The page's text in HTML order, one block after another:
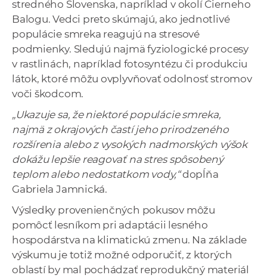
stredného Slovenska, napríklad v okolí Čierneho
Balogu. Vedci preto skúmajú, ako jednotlivé
populácie smreka reagujú na stresové
podmienky. Sledujú najmä fyziologické procesy
v rastlinách, napríklad fotosyntézu či produkciu
látok, ktoré môžu ovplyvňovať odolnosť stromov
voči škodcom.
„Ukazuje sa, že niektoré populácie smreka,
najmä z okrajových častí jeho prirodzeného
rozšírenia alebo z vysokých nadmorských výšok
dokážu lepšie reagovať na stres spôsobený
teplom alebo nedostatkom vody,“dopĺňa
Gabriela Jamnická.
Výsledky provenienčných pokusov môžu
pomôcť lesníkom pri adaptácii lesného
hospodárstva na klimatickú zmenu. Na základe
výskumu je totiž možné odporučiť, z ktorých
oblastí by mal pochádzať reprodukčný materiál